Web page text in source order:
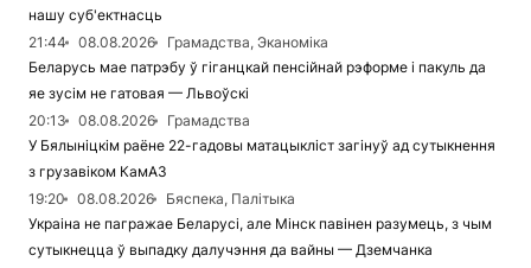
нашу суб'ектнасць
21:44
08.08.2026
Грамадства, Эканоміка
Беларусь мае патрэбу ў гіганцкай пенсійнай рэформе і пакуль да
яе зусім не гатовая — Львоўскі
20:13
08.08.2026
Грамадства
У Бялыніцкім раёне 22-гадовы матацыкліст загінуў ад сутыкнення
з грузавіком КамАЗ
19:20
08.08.2026
Бяспека, Палітыка
Украіна не пагражае Беларусі, але Мінск павінен разумець, з чым
сутыкнецца ў выпадку далучэння да вайны — Дземчанка